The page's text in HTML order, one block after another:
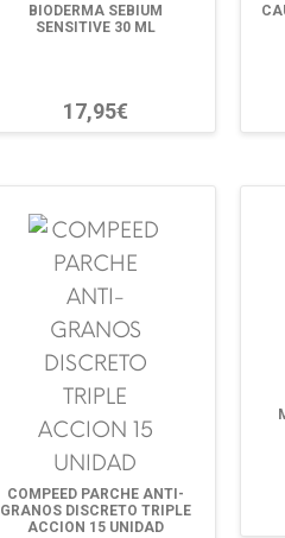
BIODERMA SEBIUM
SENSITIVE 30 ML
17,95€
COMPEED PARCHE ANTI-
GRANOS DISCRETO TRIPLE
ACCION 15 UNIDAD